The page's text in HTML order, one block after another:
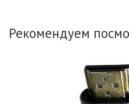
Рекомендуем